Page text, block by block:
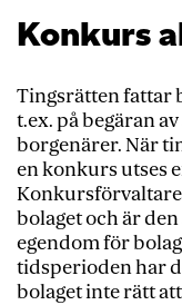
Konkurs
Tingsrätten fattar
t.ex. på begäran
borgenärer. När
en konkurs utses
bolaget och är
egendom för
tidsperioden har
bolaget inte rätt